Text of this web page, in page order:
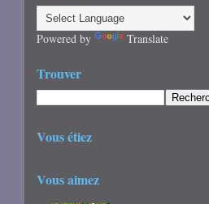
Powered by Translate
Trouver
Vous étiez
Vous aimez